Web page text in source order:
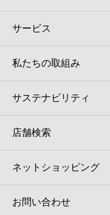
サービス
私たちの取組み
サステナビリティ
店舗検索
ネットショッピング
お問い合わせ